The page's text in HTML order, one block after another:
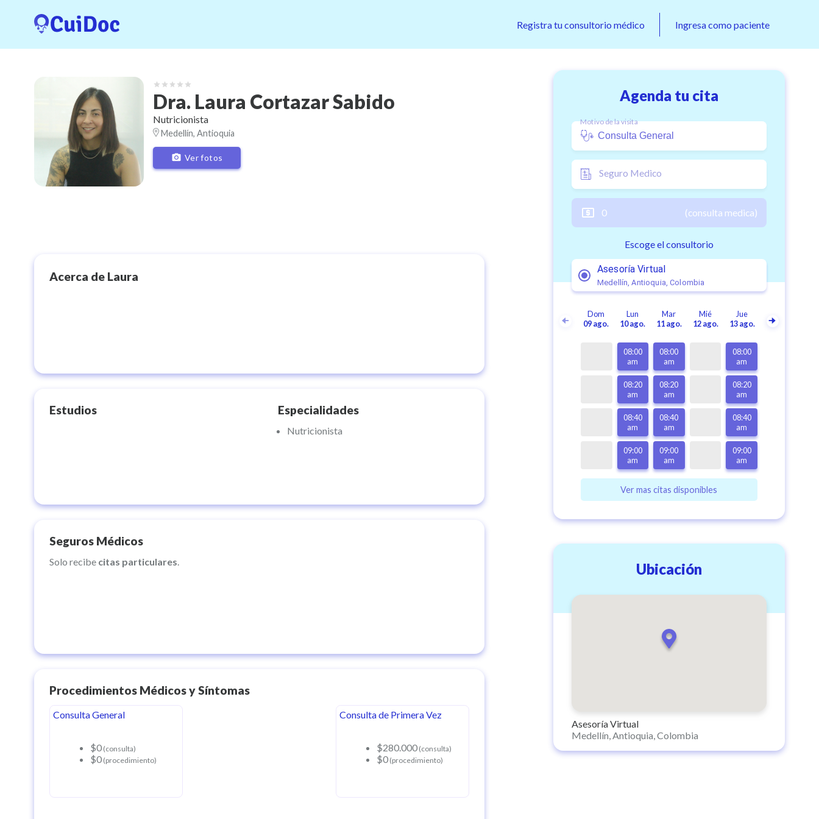
Registra tu consultorio médico Ingresa como paciente
Dra. Laura Cortazar Sabido
Nutricionista
Medellín, Antioquia
Ver fotos
Acerca de Laura
Estudios Especialidades
Nutricionista
Seguros Médicos
Solo recibe citas particulares
Procedimientos Médicos y Síntomas
Consulta General
$0(consulta)
$0(procedimiento)
Consulta de Primera Vez
$280.000 (consulta)
$0 (procedimiento)
Agenda tu cita
Motivo de la visita
Seguro Medico
0 (consulta medica)
Escoge el consultorio
Asesoría Virtual
Medellín, Antioquia, Colombia
Dom
09 ago.
Lun
10 ago.
Mar
11 ago.
Mié
12 ago.
Jue
13 ago.
08:00
am
08:00
am
08:00
am
08:20
am
08:20
am
08:20
am
08:40
am
08:40
am
08:40
am
09:00
am
09:00
am
09:00
am
Ver mas citas disponibles
Ubicación
Asesoría Virtual
Medellín, Antioquia, Colombia